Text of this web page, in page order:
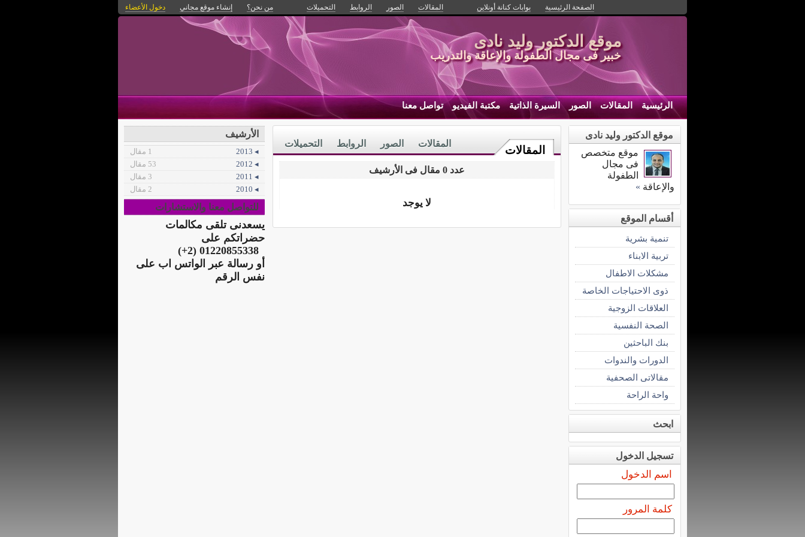
الصفحة الرئيسية بوابات كنانة أونلاين المقالات الصور الروابط التحميلات من نحن؟ إنشاء موقع مجاني دخول الأعضاء
موقع الدكتور وليد نادى
خبير فى مجال الطفولة والإعاقة والتدريب
الرئيسية المقالات الصور السيرة الذاتية مكتبة الفيديو تواصل معنا
المقالات
التحميلات الروابط الصور المقالات
عدد 0 مقال فى الأرشيف
لا يوجد
موقع الدكتور وليد نادى
موقع متخصص
فى مجال
الطفولة
والإعاقة »
أقسام الموقع
تنمية بشرية
تربية الابناء
مشكلات الاطفال
ذوى الاحتياجات الخاصة
العلاقات الزوجية
الصحة النفسية
بنك الباحثين
الدورات والندوات
مقالاتى الصحفية
واحة الراحة
ابحث
تسجيل الدخول
اسم الدخول
كلمة المرور
الأرشيف
◂ 2013
1 مقال
◂ 2012
53 مقال
◂ 2011
3 مقال
◂ 2010
2 مقال
للتواصل معنا والاستشارات
يسعدنى تلقى مكالمات
حضراتكم على
أو رسالة عبر الواتس اب على
نفس الرقم